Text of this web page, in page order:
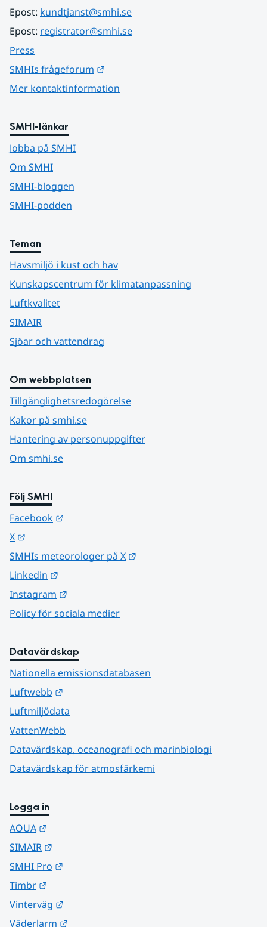
Epost: kundtjanst@smhi.se
Epost: registrator@smhi.se
Press
SMHIs frågeforum
Mer kontaktinformation
SMHI-länkar
Jobba på SMHI
Om SMHI
SMHI-bloggen
SMHI-podden
Teman
Havsmiljö i kust och hav
Kunskapscentrum för klimatanpassning
Luftkvalitet
SIMAIR
Sjöar och vattendrag
Om webbplatsen
Tillgänglighetsredogörelse
Kakor på smhi.se
Hantering av personuppgifter
Om smhi.se
Följ SMHI
Facebook
X
SMHIs meteorologer på X
Linkedin
Instagram
Policy för sociala medier
Datavärdskap
Nationella emissionsdatabasen
Luftwebb
Luftmiljödata
VattenWebb
Datavärdskap, oceanografi och marinbiologi
Datavärdskap för atmosfärkemi
Logga in
AQUA
SIMAIR
SMHI Pro
Timbr
Vinterväg
Väderlarm